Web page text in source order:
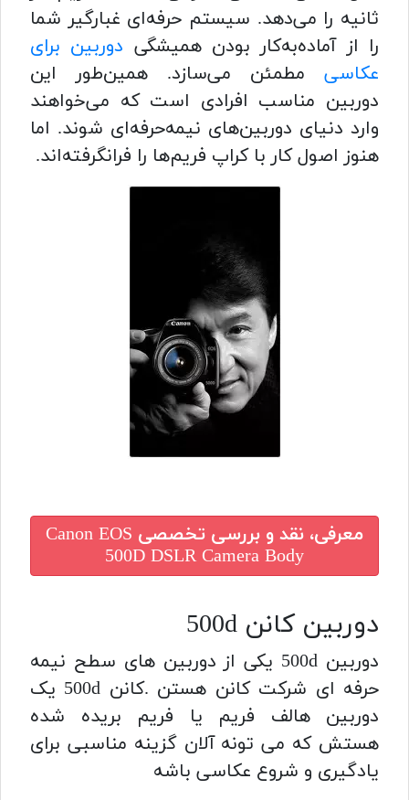
ثانیه را می‌دهد. سیستم حرفه‌ای غبارگیر شما
را از آماده‌به‌کار بودن همیشگی دوربین برای
عکاسی مطمئن می‌سازد. همین‌طور این
دوربین مناسب افرادی است که می‌خواهند
وارد دنیای دوربین‌های نیمه‌حرفه‌ای شوند. اما
هنوز اصول کار با کراپ فریم‌ها را فرانگرفته‌اند.
معرفی، نقد و بررسی تخصصی Canon EOS
500D DSLR Camera Body
دوربین کانن 500d
دوربین 500d یکی از دوربین های سطح نیمه
حرفه ای شرکت کانن هستن .کانن 500d یک
دوربین هالف فریم یا فریم بریده شده
هستش که می تونه آلان گزینه مناسبی برای
یادگیری و شروع عکاسی باشه